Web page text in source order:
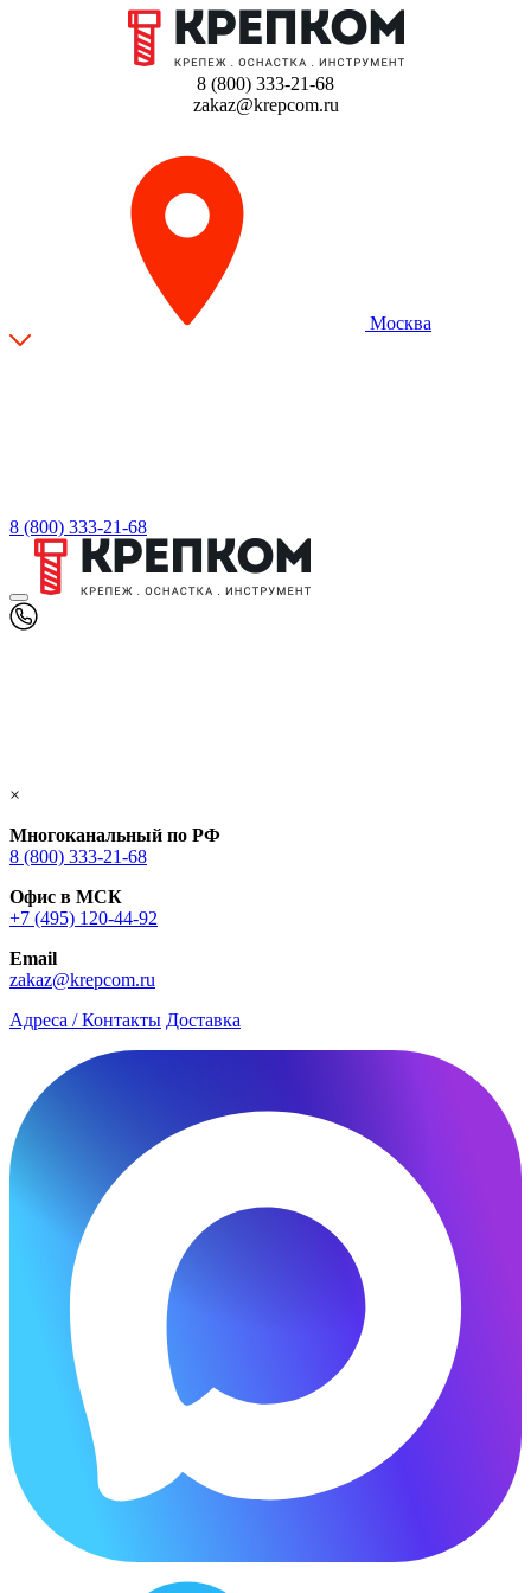
8 (800) 333-21-68
zakaz@krepcom.ru
Москва
8 (800) 333-21-68
×
Многоканальный по РФ
8 (800) 333‑21-68
Офис в МСК
+7 (495) 120-44-92
Email
zakaz@krepcom.ru
Адреса / Контакты Доставка